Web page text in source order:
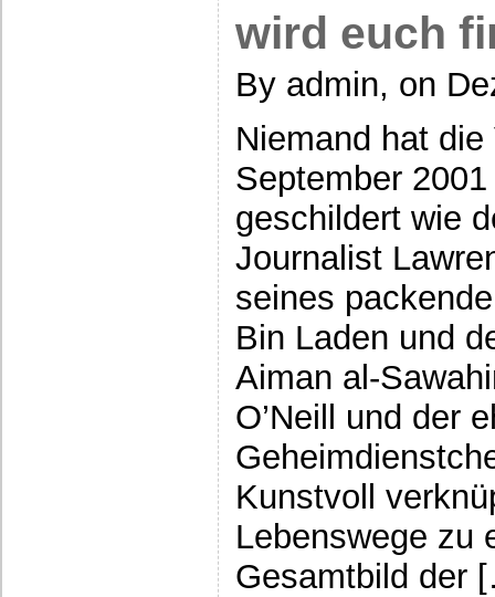
wird euch
By admin, on
Niemand hat
September
geschildert wie
Journalist
seines
Bin Laden und
Aiman al-
O’Neill und der
Kunstvoll
Lebenswege zu
Gesamtbild der